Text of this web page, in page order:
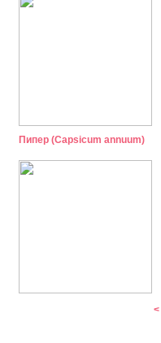
Пипер (Capsicum annuum)
<